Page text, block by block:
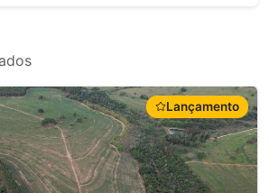
Lançamento